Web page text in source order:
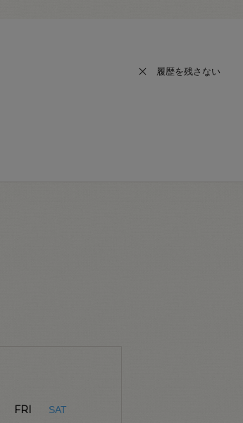
履歴を残さない
FRI SAT